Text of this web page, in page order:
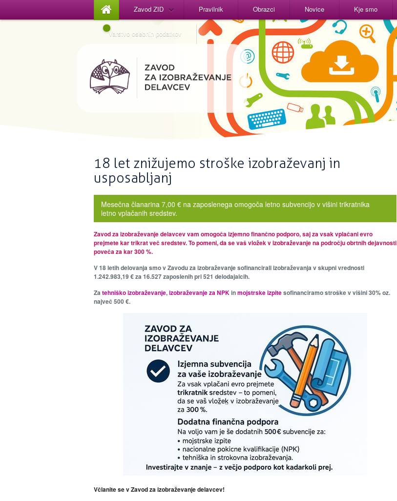
Zavod ZID Pravilnik Obrazci Novice Kje smo
Varstvo osebnih podatkov
18 let znižujemo stroške izobraževanj in
usposabljanj
Mesečna članarina 7,00 € na zaposlenega omogoča letno subvencijo v višini trikratnika
letno vplačanih sredstev.
Zavod za izobraževanje delavcev vam omogoča izjemno finančno podporo, saj za vsak vplačani evro
prejmete kar trikrat več sredstev. To pomeni, da se vaš vložek v izobraževanje na področju obrtnih dejavnosti
poveča za kar 300 %.
V 18 letih delovanja smo v Zavodu za izobraževanje sofinancirali izobraževanja v skupni vrednosti
1.242.983,19 € za 16.527 zaposlenih pri 521 delodajalcih.
Za tehniško izobraževanje,izobraževanje za NPKinmojstrske izpitesofinanciramo stroške v višini 30% oz.
največ 500 €.
Včlanite se v Zavod za izobraževanje delavcev!